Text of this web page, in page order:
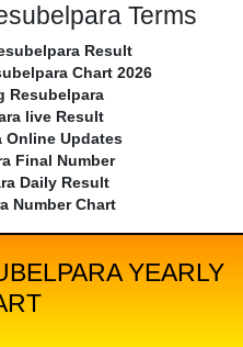
Terms
Result
Chart 2026
Resubelpara
live Result
Online Updates
Final Number
Daily Result
Number Chart
YEARLY